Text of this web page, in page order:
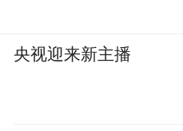
央视迎来新主播